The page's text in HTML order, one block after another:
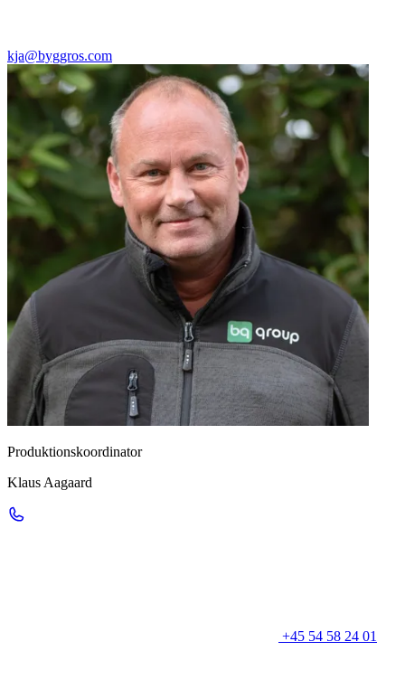
kja@byggros.com
Produktionskoordinator
Klaus Aagaard
+45 54 58 24 01